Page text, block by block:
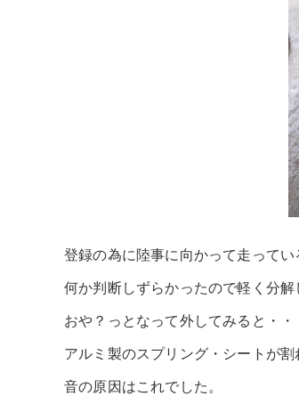
登録の為に陸事に向かって走って
何か判断しずらかったので軽く分解
おや？っとなって外してみると・・
アルミ製のスプリング・シートが割
音の原因はこれでした。